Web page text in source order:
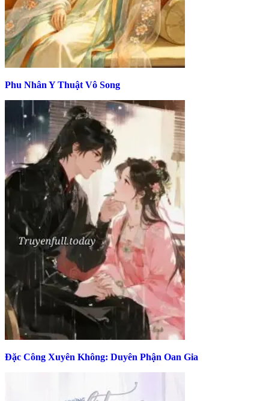
Phu Nhân Y Thuật Vô Song
Đặc Công Xuyên Không: Duyên Phận Oan Gia